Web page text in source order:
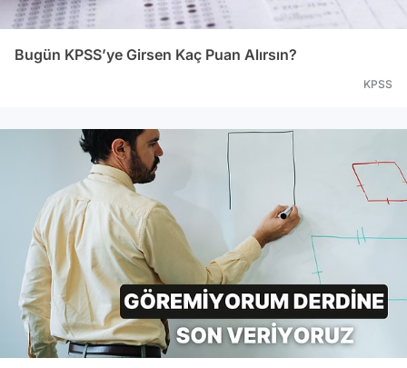
Bugün KPSS’ye Girsen Kaç Puan Alırsın?
KPSS